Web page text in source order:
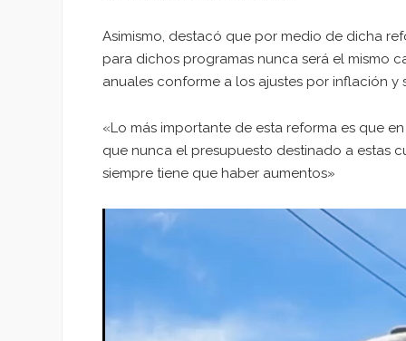
Asimismo, destacó que por medio de dicha
para dichos programas nunca será el mismo
anuales conforme a los ajustes por inflación y
«Lo más importante de esta reforma es que
que nunca el presupuesto destinado a estas
siempre tiene que haber aumentos»
Reproductor